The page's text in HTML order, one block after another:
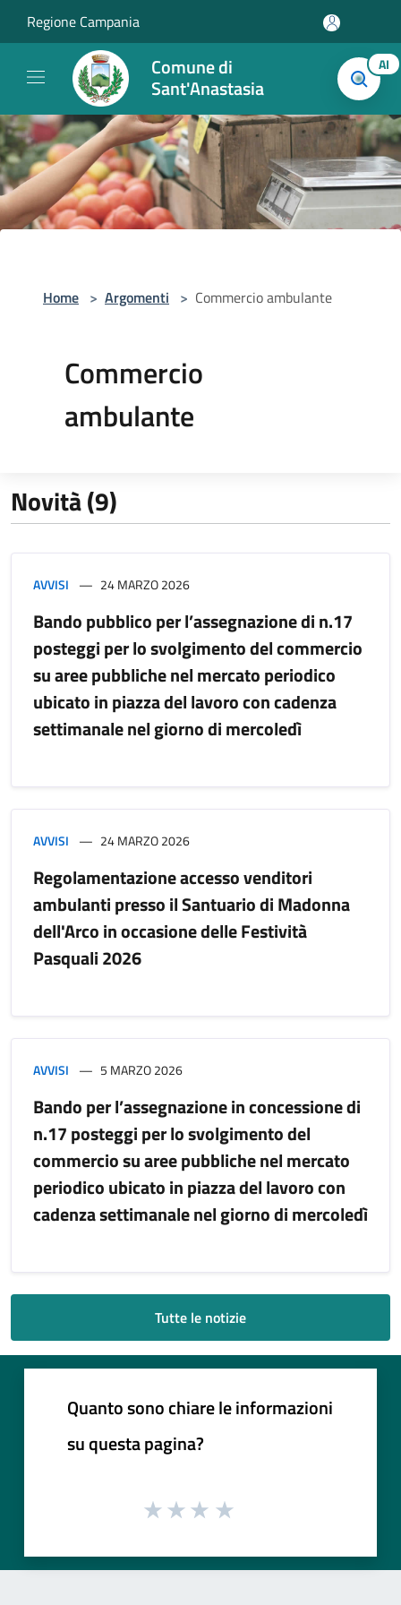
Regione Campania
Comune di
Sant'Anastasia
AI
Home > Argomenti > Commercio ambulante
Commercio
ambulante
Novità (9)
AVVISI 24 MARZO 2026
Bando pubblico per l’assegnazione di n.17
posteggi per lo svolgimento del commercio
su aree pubbliche nel mercato periodico
ubicato in piazza del lavoro con cadenza
settimanale nel giorno di mercoledì
AVVISI 24 MARZO 2026
Regolamentazione accesso venditori
ambulanti presso il Santuario di Madonna
dell'Arco in occasione delle Festività
Pasquali 2026
AVVISI 5 MARZO 2026
Bando per l’assegnazione in concessione di
n.17 posteggi per lo svolgimento del
commercio su aree pubbliche nel mercato
periodico ubicato in piazza del lavoro con
cadenza settimanale nel giorno di mercoledì
Tutte le notizie
Quanto sono chiare le informazioni
su questa pagina?